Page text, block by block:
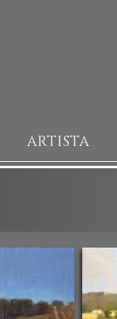
ARTISTA